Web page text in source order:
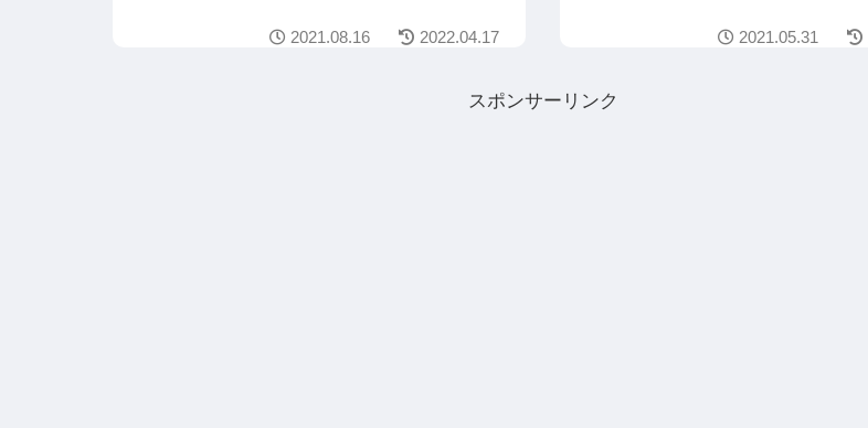
2021.08.16 2022.04.17 2021.05.31
スポンサーリンク